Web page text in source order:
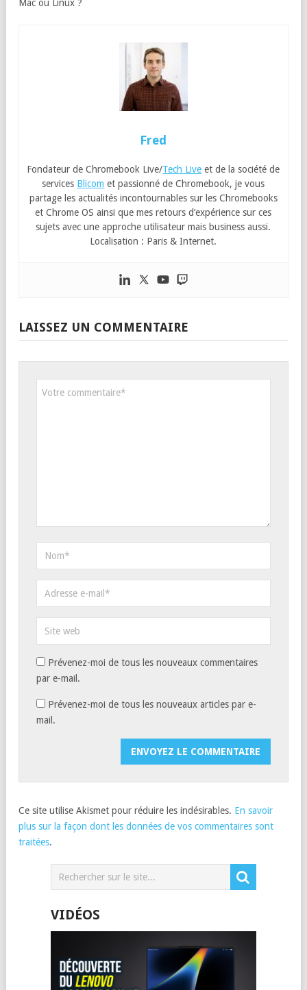
Mac ou Linux ?
Fred
Fondateur de Chromebook Live/Tech Live et de la société de
services Blicom et passionné de Chromebook, je vous
partage les actualités incontournables sur les Chromebooks
et Chrome OS ainsi que mes retours d’expérience sur ces
sujets avec une approche utilisateur mais business aussi.
Localisation : Paris & Internet.
LAISSEZ UN COMMENTAIRE
Prévenez-moi de tous les nouveaux commentaires
par e-mail.
Prévenez-moi de tous les nouveaux articles par e-
mail.
Ce site utilise Akismet pour réduire les indésirables. En savoir
plus sur la façon dont les données de vos commentaires sont
traitées.
VIDÉOS